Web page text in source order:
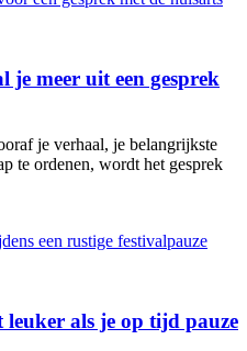
je meer uit een gesprek
je verhaal, je belangrijkste
te ordenen, wordt het gesprek
als je op tijd pauze